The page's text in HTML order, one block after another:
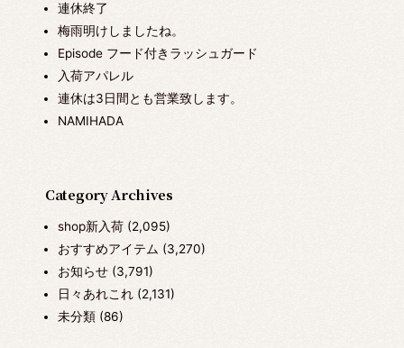
連休終了
梅雨明けしましたね。
Episode フード付きラッシュガード
入荷アパレル
連休は3日間とも営業致します。
NAMIHADA
Category Archives
shop新入荷(2,095)
おすすめアイテム (3,270)
お知らせ(3,791)
日々あれこれ(2,131)
未分類(86)